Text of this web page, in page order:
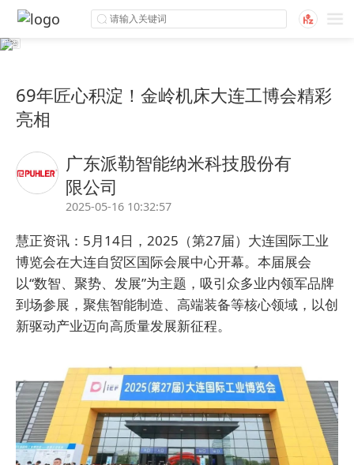
69年匠心积淀！金岭机床大连工博会精彩
亮相
广东派勒智能纳米科技股份有
限公司
2025-05-16 10:32:57
慧正资讯：5月14日，2025（第27届）大连国际工业
博览会在大连自贸区国际会展中心开幕。本届展会
以“数智、聚势、发展”为主题，吸引众多业内领军品牌
到场参展，聚焦智能制造、高端装备等核心领域，以创
新驱动产业迈向高质量发展新征程。